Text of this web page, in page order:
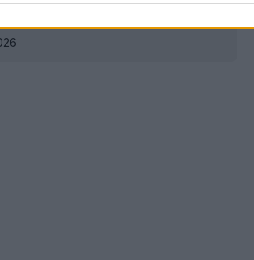
Juventus 1970s Remake